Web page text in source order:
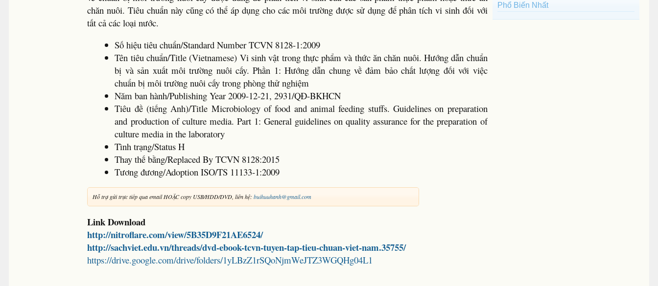
chăn nuôi. Tiêu chuẩn này cũng có thể áp dụng cho các môi trường được sử dụng để phân tích vi sinh đối với
tất cả các loại nước.
Số hiệu tiêu chuẩn/Standard Number TCVN 8128-1:2009
Tên tiêu chuẩn/Title (Vietnamese) Vi sinh vật trong thực phẩm và thức ăn chăn nuôi. Hướng dẫn chuẩn
bị và sản xuất môi trường nuôi cấy. Phần 1: Hướng dẫn chung về đảm bảo chất lượng đối với việc
chuẩn bị môi trường nuôi cấy trong phòng thử nghiệm
Năm ban hành/Publishing Year 2009-12-21, 2931/QĐ-BKHCN
Tiêu đề (tiếng Anh)/Title Microbiology of food and animal feeding stuffs. Guidelines on preparation
and production of culture media. Part 1: General guidelines on quality assurance for the preparation of
culture media in the laboratory
Tình trạng/Status H
Thay thế bằng/Replaced By TCVN 8128:2015
Tương đương/Adoption ISO/TS 11133-1:2009
Hỗ trợ gửi trực tiếp qua email HOẶC copy USB/HDD/DVD, liên hệ:buihuuhanh@gmail.com
Link Download
http://nitroflare.com/view/5B35D9F21AE6524/
http://sachviet.edu.vn/threads/dvd-ebook-tcvn-tuyen-tap-tieu-chuan-viet-nam.35755/
https://drive.google.com/drive/folders/1yLBzZ1rSQoNjmWeJTZ3WGQHg04L1
Phổ Biến Nhất